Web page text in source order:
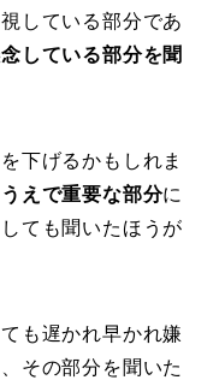
している部分であ
している部分を聞
下げるかもしれま
えで重要な部分に
ても聞いたほうが
も遅かれ早かれ嫌
その部分を聞いた